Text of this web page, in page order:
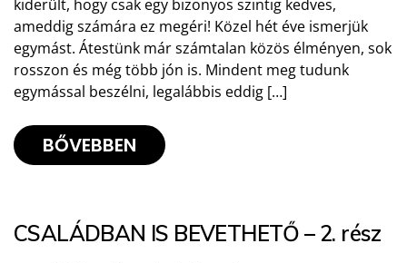
kiderült, hogy csak egy bizonyos szintig kedves,
ameddig számára ez megéri! Közel hét éve ismerjük
egymást. Átestünk már számtalan közös élményen, sok
rosszon és még több jón is. Mindent meg tudunk
egymással beszélni, legalábbis eddig […]
BŐVEBBEN
CSALÁDBAN IS BEVETHETŐ – 2. rész